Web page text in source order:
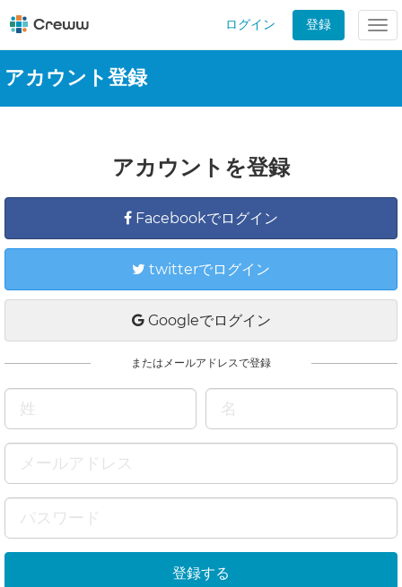
ログイン 登録
アカウント登録
アカウントを登録
Facebookでログイン
twitterでログイン
Googleでログイン
またはメールアドレスで登録